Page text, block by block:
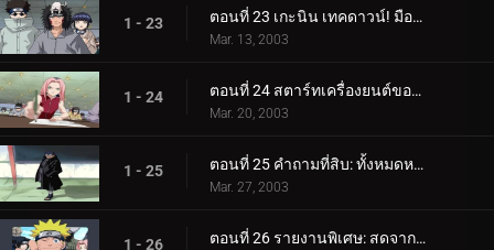
1 - 23 ตอนที่ 23 เกะนิน เทคดาวน์! มือใหม่ทั้งเก้าเผชิญหน้ากัน!
Mar. 13, 2003
1 - 24 ตอนที่ 24 สตาร์ทเครื่องยนต์ของคุณ: การสอบจูนินเริ่มต้นขึ้นแล้ว!
Mar. 20, 2003
1 - 25 ตอนที่ 25 คำถามที่สิบ: ทั้งหมดหรือไม่มีเลย
Mar. 27, 2003
1 - 26 ตอนที่ 26 รายงานพิเศษ: สดจากป่าแห่งความตาย!